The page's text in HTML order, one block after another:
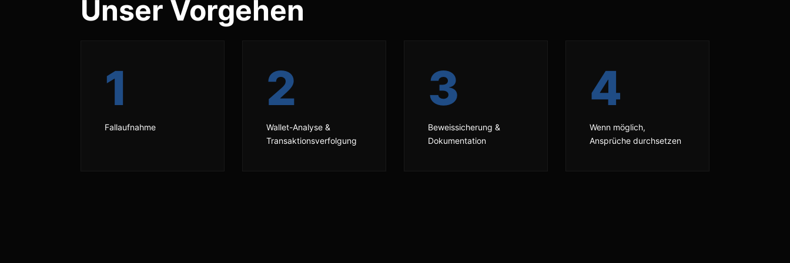
Unser Vorgehen
1
Fallaufnahme
2
Wallet-Analyse &
Transaktionsverfolgung
3
Beweissicherung &
Dokumentation
4
Wenn möglich,
Ansprüche durchsetzen